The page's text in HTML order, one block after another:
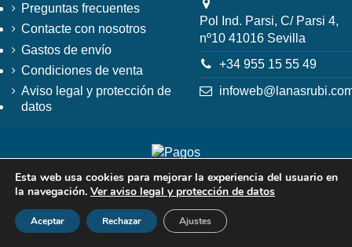
Preguntas frecuentes
Contacte con nosotros
Gastos de envío
Condiciones de venta
Aviso legal y protección de
datos
Pol Ind. Parsi, C/ Parsi 4,
nº10 41016 Sevilla
+34 955 15 55 49
Esta web usa cookies para mejorar la experiencia del usuario en
la navegación. Ver aviso legal y protección de datos
Aceptar Rechazar Ajustes